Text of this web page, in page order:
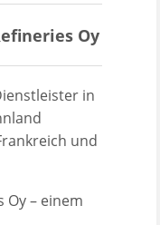
Oy
in
und
– einem